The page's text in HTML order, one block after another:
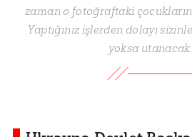
zaman o fotoğraftaki
Yaptığınız işlerden dolayı
yoksa utanacak